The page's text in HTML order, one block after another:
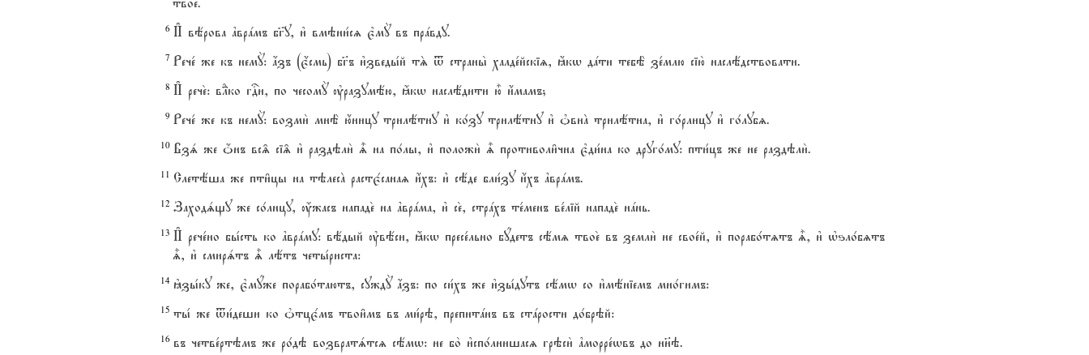
6 И# вёрова ґврaмъ бг7у, и3 вмэни1сz є3мY въ прaвду.
7 Рече1 же къ немY: ѓзъ (є4смь) бг7ъ и3зведы1й тS t страны2 халде1йскіz, ћкw дaти тебЁ зе1млю сію2 наслёдствовати.
8 И# рече2: вLко гDи, по чесомY ўразумёю, ћкw наслёдити ю5 и4мамъ;
9 Рече1 же къ немY: возми2 мнЁ ю4ницу трилётну и3 ко1зу трилётну и3 nвнA трилётна, и3 го1рлицу и3 го1лубz.
10 Взs же џнъ вс‰ сі‰ и3 раздэли2 | на по1лы, и3 положи2 | противоли6чна є3ди1на ко друго1му: пти1цъ же не раздэли2.
11 Слетёша же пти6цы на тэлесA растє1санаz и4хъ: и3 сёде бли1зу и4хъ ґврaмъ.
12 Заходsщу же со1лнцу, ќжасъ нападе2 на ґврaма, и3 се2, стрaхъ те1менъ ве1лій нападе2 нaнь.
13 И# рече1но бы1сть ко ґврaму: вёдый ўвёси, ћкw пресе1льно бyдетъ сёмz твое2 въ земли2 не свое1й, и3 порабо1тzтъ |, и3 њѕло1бzтъ
|, и3 смирsтъ | лётъ четы1риста:
14 kзы1ку же, є3мyже порабо1таютъ, суждY ѓзъ: по си1хъ же и3зы1дутъ сёмw со и3мёніемъ мно1гимъ:
15 ты1 же tи1деши ко nтцє1мъ твои6мъ въ ми1рэ, препитaнъ въ стaрости до1брэй:
16 въ четве1ртэмъ же ро1дэ возвратsтсz сёмw: не бо2 и3спо1лнишасz грэси2 ґморре1wвъ до нн7э.